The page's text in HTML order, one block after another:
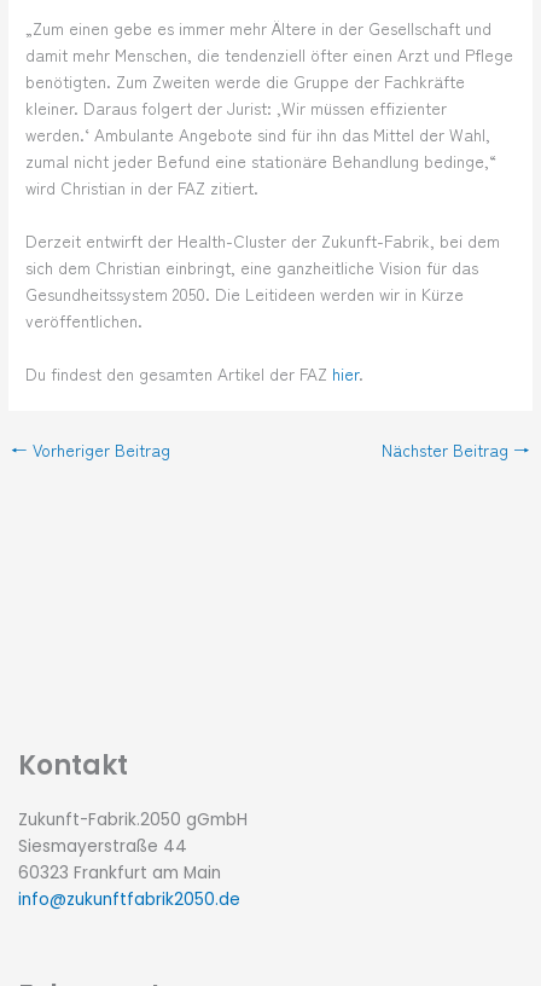
„Zum einen gebe es immer mehr Ältere in der Gesellschaft und
damit mehr Menschen, die tendenziell öfter einen Arzt und Pflege
benötigten. Zum Zweiten werde die Gruppe der Fachkräfte
kleiner. Daraus folgert der Jurist: ‚Wir müssen effizienter
werden.‘ Ambulante Angebote sind für ihn das Mittel der Wahl,
zumal nicht jeder Befund eine stationäre Behandlung bedinge,“
wird Christian in der FAZ zitiert.
Derzeit entwirft der Health-Cluster der Zukunft-Fabrik, bei dem
sich dem Christian einbringt, eine ganzheitliche Vision für das
Gesundheitssystem 2050. Die Leitideen werden wir in Kürze
veröffentlichen.
Du findest den gesamten Artikel der FAZ hier.
← Vorheriger Beitrag Nächster Beitrag →
Kontakt
Zukunft-Fabrik.2050 gGmbH
Siesmayerstraße 44
60323 Frankfurt am Main
info@zukunftfabrik2050.de